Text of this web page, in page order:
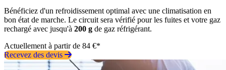
Bénéficiez d'un refroidissement optimal avec une climatisation en
bon état de marche. Le circuit sera vérifié pour les fuites et votre gaz
rechargé avec jusqu'à 200 g de gaz réfrigérant.
Actuellement à partir de 84 €*
Recevez des devis